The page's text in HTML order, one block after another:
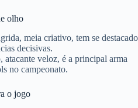
olho
meia criativo, tem se destacado
decisivas.
atacante veloz, é a principal arma
no campeonato.
o jogo